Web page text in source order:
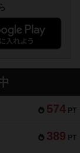
574 PT
389 PT